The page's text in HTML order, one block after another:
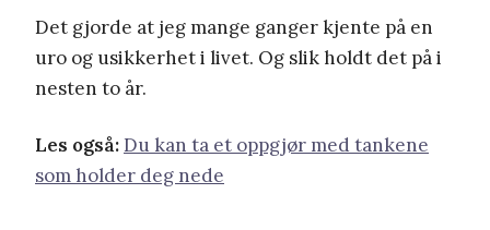
Det gjorde at jeg mange ganger kjente på en
uro og usikkerhet i livet. Og slik holdt det på i
nesten to år.
Les også: Du kan ta et oppgjør med tankene
som holder deg nede